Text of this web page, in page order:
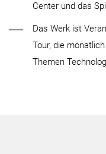
Center und das
Das Werk ist
Tour, die
Themen